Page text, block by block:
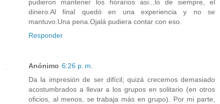
pudieron mantener los horarios asi...lo de siempre, el
dinero.Al final quedó en una experiencia y no se
mantuvo.Una pena.Ojalá pudiera contar con eso.
Responder
Anónimo 6:26 p. m.
Da la impresión de ser difícil; quizá crecemos demasiado
acostumbrados a llevar a los grupos en solitario (en otros
oficios, al menos, se trabaja más en grupo). Por mi parte,